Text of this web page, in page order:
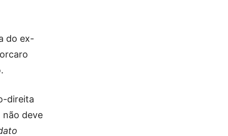
do ex-
direita
não deve